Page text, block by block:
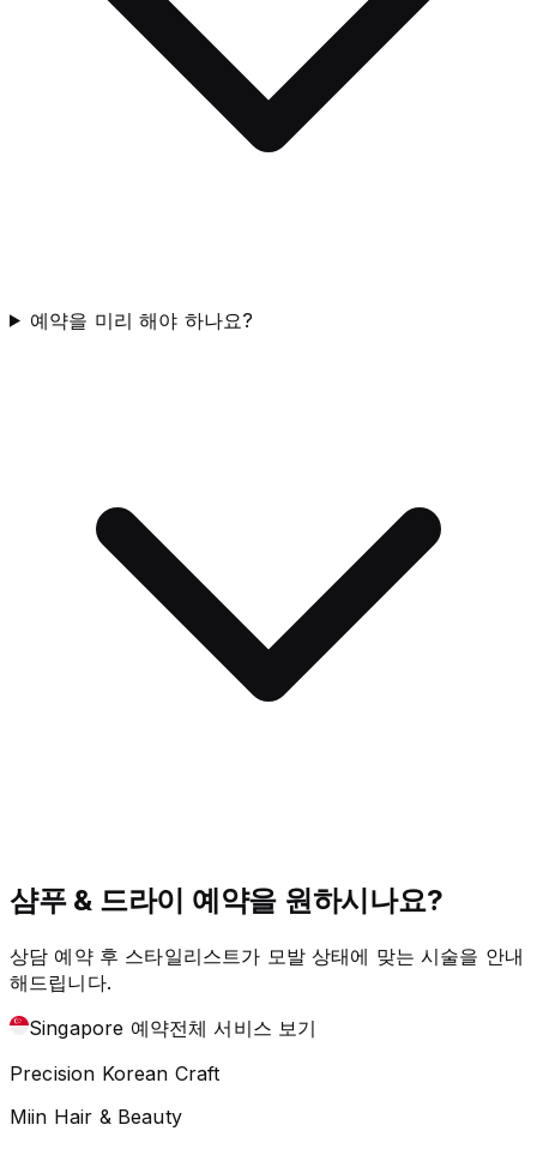
예약을 미리 해야 하나요?
샴푸 & 드라이 예약을 원하시나요?
상담 예약 후 스타일리스트가 모발 상태에 맞는 시술을 안내
해드립니다.
Singapore 예약전체 서비스 보기
Precision Korean Craft
Miin Hair & Beauty